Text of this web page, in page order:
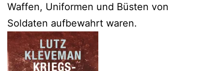
Waffen, Uniformen und Büsten von
Soldaten aufbewahrt waren.